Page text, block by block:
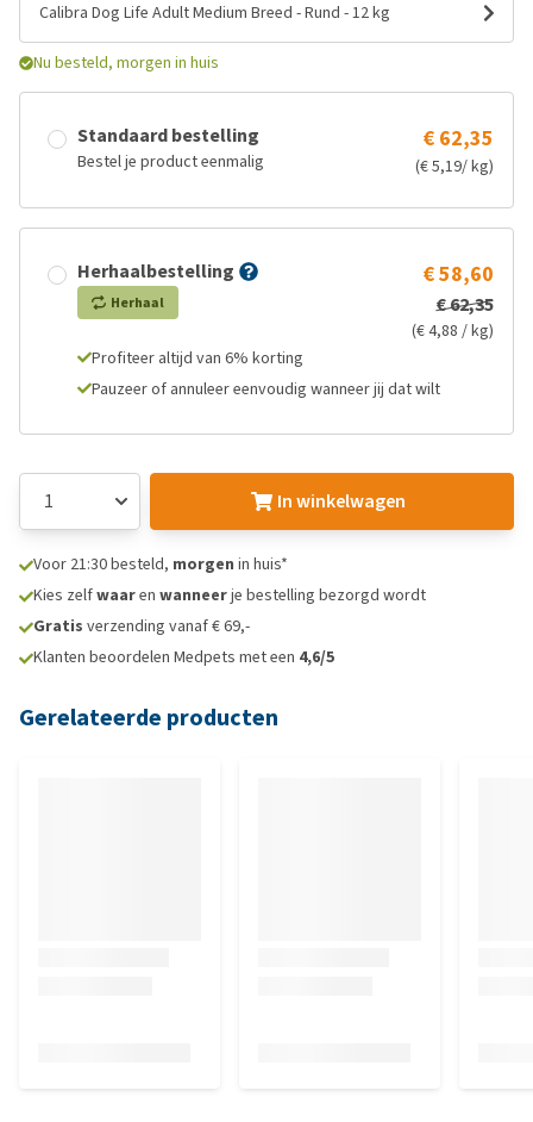
Calibra Dog Life Adult Medium Breed - Rund - 12 kg
Nu besteld, morgen in huis
Standaard bestelling
Bestel je product eenmalig
€ 62,35
(€ 5,19/ kg)
Herhaalbestelling
Herhaal
€ 58,60
€ 62,35
(€ 4,88 / kg)
Profiteer altijd van 6% korting
Pauzeer of annuleer eenvoudig wanneer jij dat wilt
In winkelwagen
Voor 21:30 besteld, morgen in huis*
Kies zelfwaaren wanneerje bestelling bezorgd wordt
Gratis verzending vanaf € 69,-
Klanten beoordelen Medpets met een 4,6/5
Gerelateerde producten